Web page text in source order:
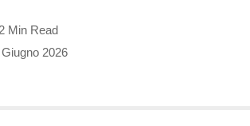
2026
2 Min Read